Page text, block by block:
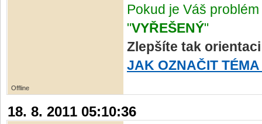
Pokud je Váš
"VYŘEŠENÝ"
Zlepšíte tak
JAK OZNAČIT TÉMA
Offline
18. 8. 2011 05:10:36